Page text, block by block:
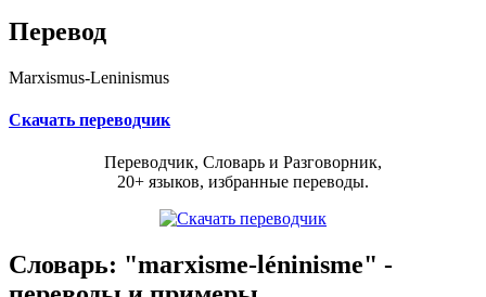
Перевод
Marxismus-Leninismus
Скачать переводчик
Переводчик, Словарь и Разговорник,
20+ языков, избранные переводы.
Словарь: "marxisme-léninisme" -